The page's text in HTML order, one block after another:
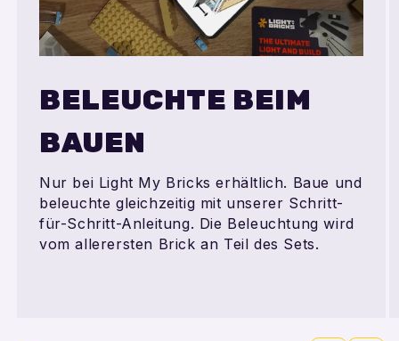
BELEUCHTE BEIM
BAUEN
Nur bei Light My Bricks erhältlich. Baue und
beleuchte gleichzeitig mit unserer Schritt-
für-Schritt-Anleitung. Die Beleuchtung wird
vom allerersten Brick an Teil des Sets.